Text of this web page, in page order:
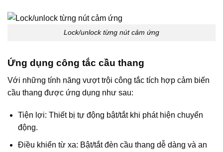
Lock/unlock từng nút cảm ứng
Ứng dụng công tắc cầu thang
Với những tính năng vượt trội công tắc tích hợp cảm biến
cầu thang được ứng dụng như sau:
Tiện lợi: Thiết bị tự động bật/tắt khi phát hiện chuyển
động.
Điều khiển từ xa: Bật/tắt đèn cầu thang dễ dàng và an